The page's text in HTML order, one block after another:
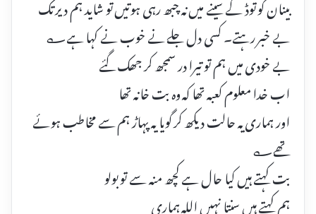
بینان کو توڈ کے سینے میں نہ چبھ رہی ہوتیں تو شاید ہم دیر تک
بے خبر رہتے۔ کسی دل جلے نے خوب نے کہا ہے؎
بے خودی میں ہم تو تیرا در سمجھ کر جھک گئے
اب خدا معلوم کعبہ تھا کہ وہ بت خانہ تھا
اور ہماری یہ حالت دیکھ کر گویا یہ پہاڑ ہم سے مخاطب ہوئے
تھے؎
بت کہتے ہیں کیا حال ہے کچھ منہ سے تو بولو
ہم کہتے ہیں سنتا نہیں اللہ ہماری